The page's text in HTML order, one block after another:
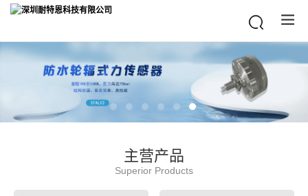
主营产品
Superior Products